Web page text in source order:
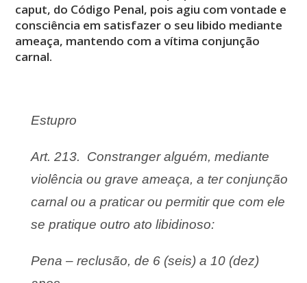
caput, do Código Penal, pois agiu com vontade e
consciência em satisfazer o seu libido mediante
ameaça, mantendo com a vítima conjunção
carnal.
Estupro
Art. 213. Constranger alguém, mediante
violência ou grave ameaça, a ter conjunção
carnal ou a praticar ou permitir que com ele
se pratique outro ato libidinoso:
Pena – reclusão, de 6 (seis) a 10 (dez)